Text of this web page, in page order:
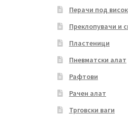
Перачи под
Преклопувачи и
Пластеници
Пневматски алат
Рафтови
Рачен алат
Трговски ваги